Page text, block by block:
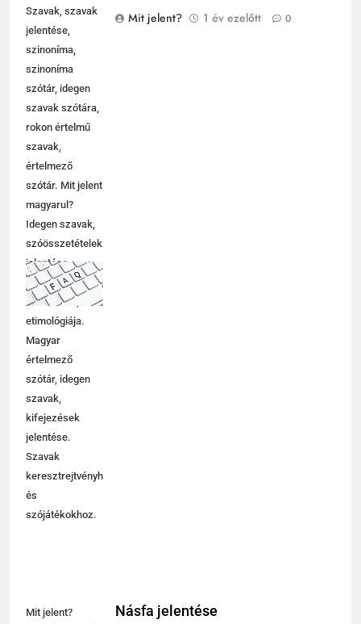
Szavak, szavak
jelentése,
szinoníma,
szinoníma
szótár, idegen
szavak szótára,
rokon értelmű
szavak,
értelmező
szótár. Mit jelent
magyarul?
Idegen szavak,
szóösszetételek
jelentése,
magyarázata,
használata,
etimológiája.
Magyar
értelmező
szótár, idegen
szavak,
kifejezések
jelentése.
Szavak
keresztrejtvényhez
és
szójátékokhoz.
Mit jelent?
1 év ezelőtt 0
Mit jelent?
Násfa jelentése